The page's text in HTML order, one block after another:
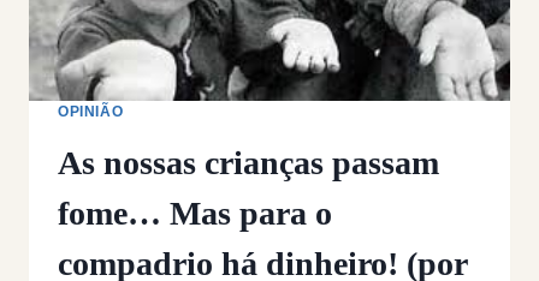
OPINIÃO
As nossas crianças passam
fome… Mas para o
compadrio há dinheiro! (por